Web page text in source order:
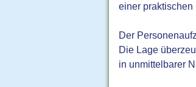
einer praktischen
Der
Die Lage
in unmittelbarer